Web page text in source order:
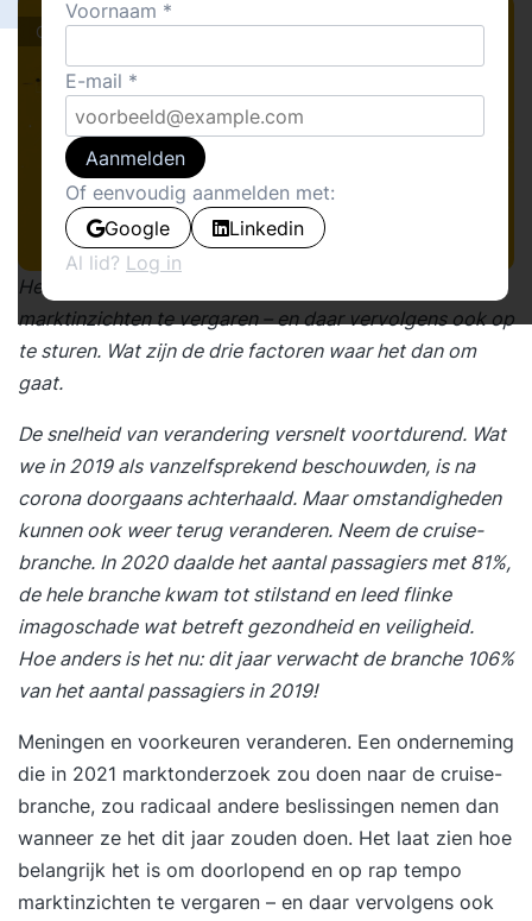
Columns
Het is belangrijk om doorlopend en in rap tempo
marktinzichten te vergaren – en daar vervolgens ook op
te sturen. Wat zijn de drie factoren waar het dan om
gaat.
De snelheid van verandering versnelt voortdurend. Wat
we in 2019 als vanzelfsprekend beschouwden, is na
corona doorgaans achterhaald. Maar omstandigheden
kunnen ook weer terug veranderen. Neem de cruise-
branche. In 2020 daalde het aantal passagiers met 81%,
de hele branche kwam tot stilstand en leed flinke
imagoschade wat betreft gezondheid en veiligheid.
Hoe anders is het nu: dit jaar verwacht de branche 106%
van het aantal passagiers in 2019!
Meningen en voorkeuren veranderen. Een onderneming
die in 2021 marktonderzoek zou doen naar de cruise-
branche, zou radicaal andere beslissingen nemen dan
wanneer ze het dit jaar zouden doen. Het laat zien hoe
belangrijk het is om doorlopend en op rap tempo
marktinzichten te vergaren – en daar vervolgens ook
Voornaam
E-mail
Aanmelden
Of eenvoudig aanmelden met:
Google
Linkedin
Al lid? Log in